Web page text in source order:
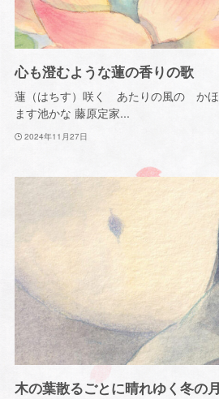
心も澄むような蓮の香りの歌
蓮（はちす）咲く あたりの風の か
ます池かな 藤原定家...
2024年11月27日
木の葉散るごとに晴れゆく冬の